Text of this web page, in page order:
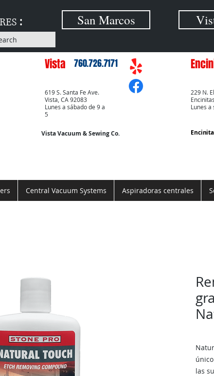
: San Marcos
Vista 760.726.7171
619 S. Santa Fe Ave.
Vista, CA 92083
Lunes a sábado de 9 a
5
Vista Vacuum & Sewing Co.
229 N.
Lunes a
Central Vacuum Systems Aspiradoras centrales
las